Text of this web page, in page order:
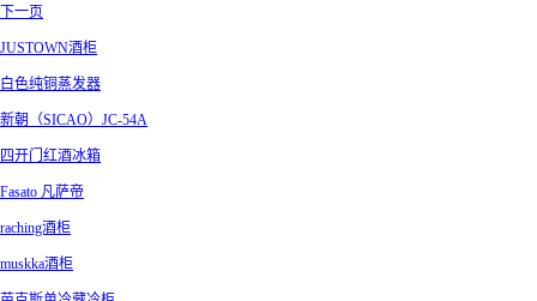
下一页
JUSTOWN酒柜
白色纯铜蒸发器
新朝（SICAO）JC-54A
四开门红酒冰箱
Fasato 凡萨帝
raching酒柜
muskka酒柜